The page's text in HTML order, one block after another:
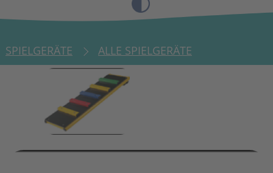
SPIELGERÄTE ALLE SPIELGERÄTE